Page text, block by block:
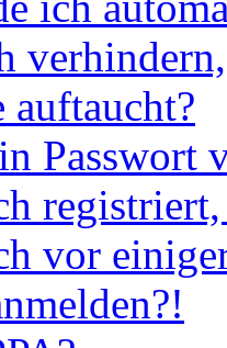
Passwort
vor